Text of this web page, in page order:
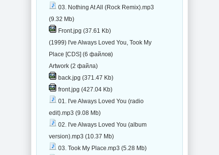
03. Nothing At All (Rock Remix).mp3
(9.32 Mb)
Front.jpg (37.61 Kb)
(1999) I've Always Loved You, Took My
Place [CDS] (6 файлов)
Artwork (2 файла)
back.jpg (371.47 Kb)
front.jpg (427.04 Kb)
01. I've Always Loved You (radio
edit).mp3 (9.08 Mb)
02. I've Always Loved You (album
version).mp3 (10.37 Mb)
03. Took My Place.mp3 (5.28 Mb)